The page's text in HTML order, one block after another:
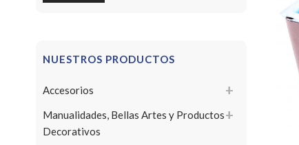
NUESTROS PRODUCTOS
Accesorios
Manualidades, Bellas Artes y Productos
Decorativos